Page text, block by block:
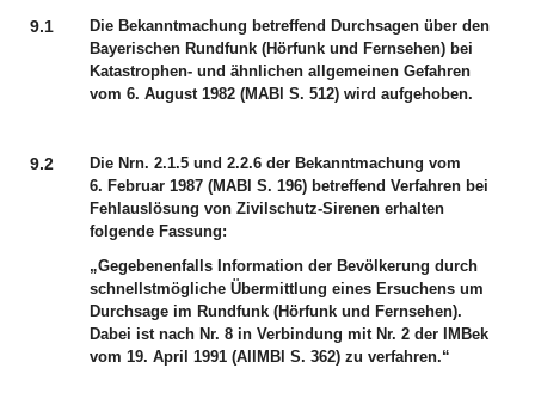
9.1
Die Bekanntmachung betreffend Durchsagen über den
Bayerischen Rundfunk (Hörfunk und Fernsehen) bei
Katastrophen- und ähnlichen allgemeinen Gefahren
vom 6. August 1982 (MABl S. 512) wird aufgehoben.
9.2
Die Nrn. 2.1.5 und 2.2.6 der Bekanntmachung vom
6. Februar 1987 (MABl S. 196) betreffend Verfahren bei
Fehlauslösung von Zivilschutz-Sirenen erhalten
folgende Fassung:
„Gegebenenfalls Information der Bevölkerung durch
schnellstmögliche Übermittlung eines Ersuchens um
Durchsage im Rundfunk (Hörfunk und Fernsehen).
Dabei ist nach Nr. 8 in Verbindung mit Nr. 2 der IMBek
vom 19. April 1991 (AllMBl S. 362) zu verfahren.“